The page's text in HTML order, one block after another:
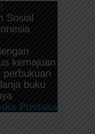
Sosial
kemajuan
perbukuan
buku
Pustaka